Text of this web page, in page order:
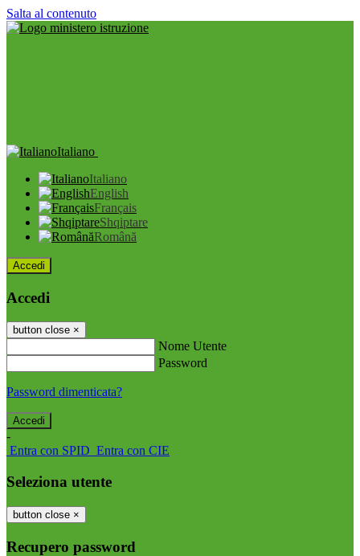
Salta al contenuto
Italiano
Italiano
English
Français
Shqiptare
Română
Accedi
Accedi
button close ×
Nome Utente
Password
Password dimenticata?
-
Entra con SPID Entra con CIE
Seleziona utente
button close ×
Recupero password